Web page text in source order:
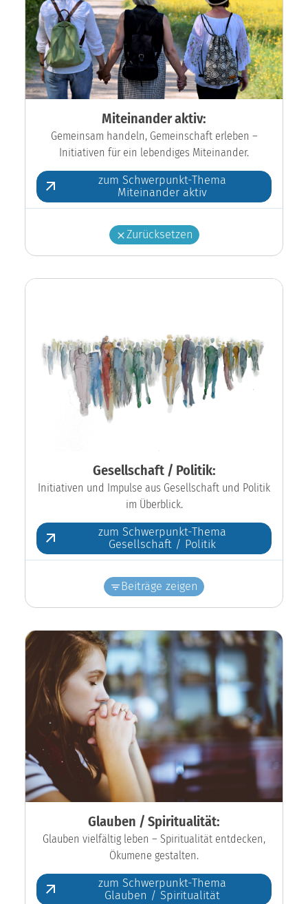
Miteinander aktiv:
Gemeinsam handeln, Gemeinschaft erleben –
Initiativen für ein lebendiges Miteinander.
zum Schwerpunkt-Thema
Miteinander aktiv
Zurücksetzen
Gesellschaft / Politik:
Initiativen und Impulse aus Gesellschaft und Politik
im Überblick.
zum Schwerpunkt-Thema
Gesellschaft / Politik
Beiträge zeigen
Glauben / Spiritualität:
Glauben vielfältig leben – Spiritualität entdecken,
Ökumene gestalten.
zum Schwerpunkt-Thema
Glauben / Spiritualität